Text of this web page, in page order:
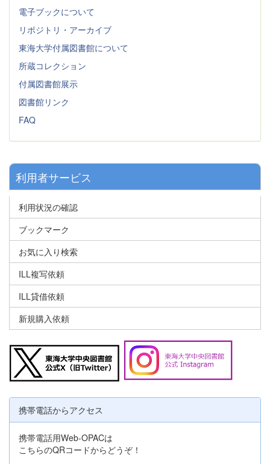
電子ブックについて
リポジトリ・アーカイブ
東海大学付属図書館について
所蔵コレクション
付属図書館展示
図書館リンク
FAQ
利用者サービス
利用状況の確認
ブックマーク
お気に入り検索
ILL複写依頼
ILL貸借依頼
新規購入依頼
携帯電話からアクセス
携帯電話用Web-OPACは
こちらのQRコードからどうぞ！